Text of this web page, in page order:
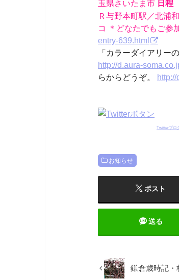
玉県さいたま市 日程
Ｒ与野本町駅／北
コ ＊どなたでもご参
entry-639.html
「カラーダイアリー
http://d.aura-
らからどうぞ。
Twitterブロ
お知らせ
ポスト
送る
鎌倉歳時記・